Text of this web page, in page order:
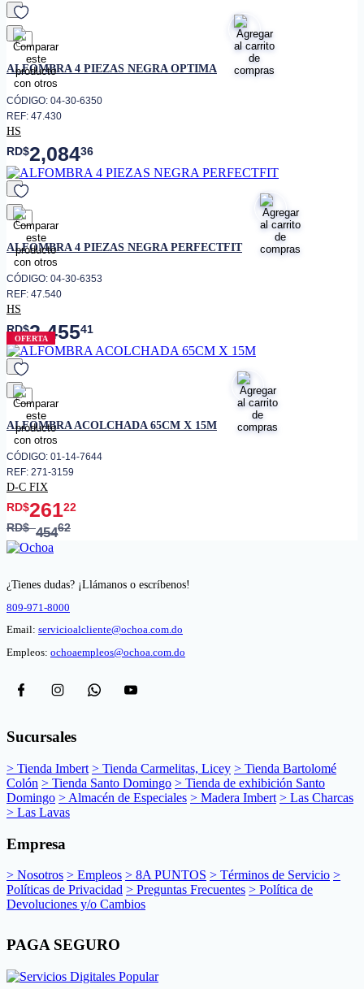
favorito
ALFOMBRA 4 PIEZAS NEGRA OPTIMA
CÓDIGO: 04-30-6350
REF: 47.430
HS
RD$2,08436
favorito
ALFOMBRA 4 PIEZAS NEGRA PERFECTFIT
CÓDIGO: 04-30-6353
REF: 47.540
HS
RD$2,45541
OFERTA
favorito
ALFOMBRA ACOLCHADA 65CM X 15M
CÓDIGO: 01-14-7644
REF: 271-3159
D-C FIX
RD$26122
RD$45462
¿Tienes dudas? ¡Llámanos o escríbenos!
809-971-8000
Email: servicioalcliente@ochoa.com.do
Empleos: ochoaempleos@ochoa.com.do
Sucursales
> Tienda Imbert > Tienda Carmelitas, Licey > Tienda Bartolomé
Colón > Tienda Santo Domingo > Tienda de exhibición Santo
Domingo > Almacén de Especiales > Madera Imbert > Las Charcas
> Las Lavas
Empresa
> Nosotros > Empleos > 8A PUNTOS > Términos de Servicio >
Políticas de Privacidad > Preguntas Frecuentes > Política de
Devoluciones y/o Cambios
PAGA SEGURO